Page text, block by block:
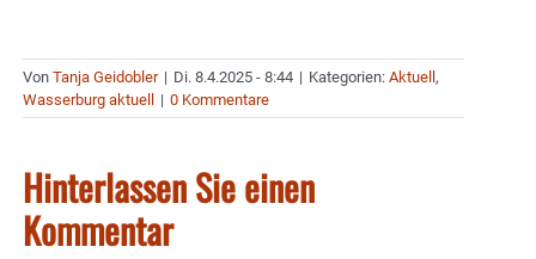
Von Tanja Geidobler | Di. 8.4.2025 - 8:44 | Kategorien: Aktuell ,
Wasserburg aktuell
| 0 Kommentare
Hinterlassen Sie einen
Kommentar